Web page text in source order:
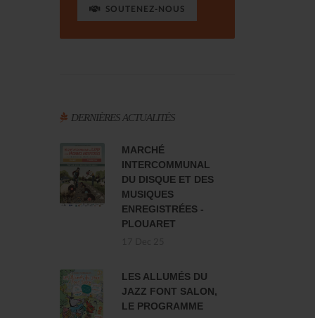
SOUTENEZ-NOUS
DERNIÈRES ACTUALITÉS
MARCHÉ
INTERCOMMUNAL
DU DISQUE ET DES
MUSIQUES
ENREGISTRÉES -
PLOUARET
LES ALLUMÉS DU
JAZZ FONT SALON,
LE PROGRAMME